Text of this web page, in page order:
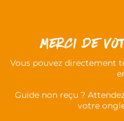
MERCI DE
Vous pouvez directement
Guide non reçu ?
votre